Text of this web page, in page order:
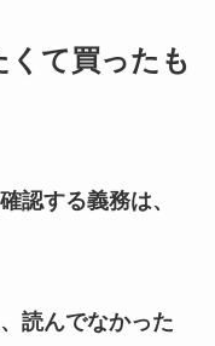
くて買ったも
認する義務は、
読んでなかった